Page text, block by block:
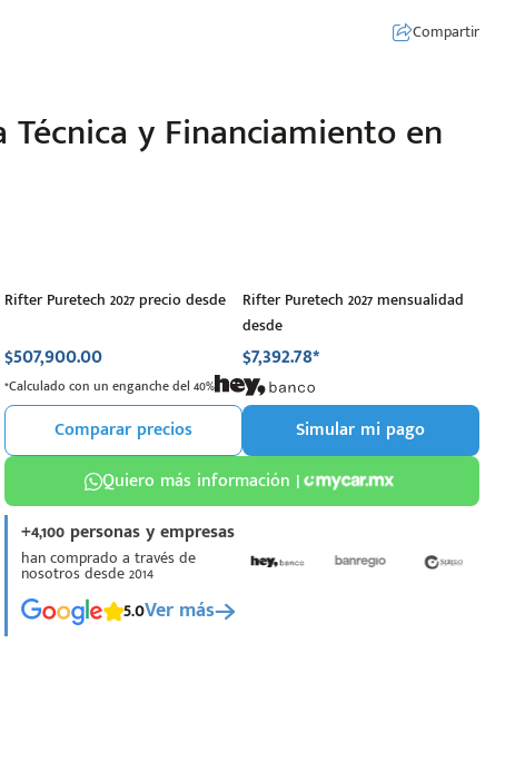
Compartir
Técnica y Financiamiento en
Rifter Puretech 2027 precio desde
$507,900.00
Rifter Puretech 2027 mensualidad
desde
$7,392.78*
*Calculado con un enganche del 40%
Comparar precios
Simular mi pago
Quiero más información |
+4,100 personas y empresas
han comprado a través de
nosotros desde 2014
5.0Ver más